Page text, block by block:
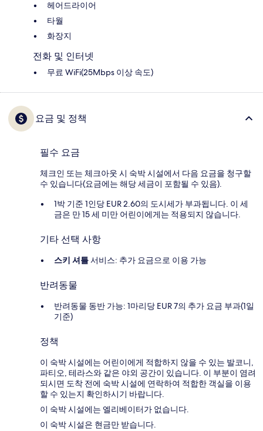
헤어드라이어
타월
화장지
전화 및 인터넷
무료 WiFi(25Mbps 이상 속도)
요금 및 정책
필수 요금
체크인 또는 체크아웃 시 숙박 시설에서 다음 요금을 청구할
수 있습니다(요금에는 해당 세금이 포함될 수 있음).
1박 기준 1인당 EUR 2.60의 도시세가 부과됩니다. 이 세
금은 만 15 세 미만 어린이에게는 적용되지 않습니다.
기타 선택 사항
스키 셔틀서비스: 추가 요금으로 이용 가능
반려동물
반려동물 동반 가능: 1마리당 EUR 7의 추가 요금 부과(1일
기준)
정책
이 숙박 시설에는 어린이에게 적합하지 않을 수 있는 발코니,
파티오, 테라스와 같은 야외 공간이 있습니다. 이 부분이 염려
되시면 도착 전에 숙박 시설에 연락하여 적합한 객실을 이용
할 수 있는지 확인하시기 바랍니다.
이 숙박 시설에는 엘리베이터가 없습니다.
이 숙박 시설은 현금만 받습니다.